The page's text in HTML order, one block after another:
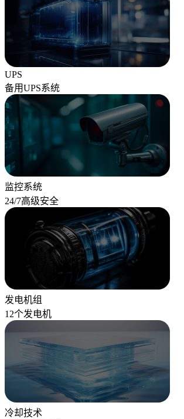
UPS
备用UPS系统
监控系统
24/7高级安全
发电机组
12个发电机
冷却技术